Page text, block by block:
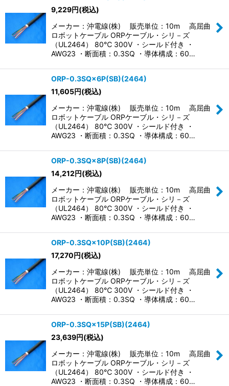
9,229円(税込)
メーカー：沖電線(株) 販売単位：10m 高屈曲
ロボットケーブル ORPケーブル・シリ－ズ
（UL2464） 80℃ 300V ・シールド付き ・
AWG23 ・断面積：0.3SQ ・導体構成：60…
ORP-0.3SQ×6P(SB)(2464)
11,605円(税込)
メーカー：沖電線(株) 販売単位：10m 高屈曲
ロボットケーブル ORPケーブル・シリ－ズ
（UL2464） 80℃ 300V ・シールド付き ・
AWG23 ・断面積：0.3SQ ・導体構成：60…
ORP-0.3SQ×8P(SB)(2464)
14,212円(税込)
メーカー：沖電線(株) 販売単位：10m 高屈曲
ロボットケーブル ORPケーブル・シリ－ズ
（UL2464） 80℃ 300V ・シールド付き ・
AWG23 ・断面積：0.3SQ ・導体構成：60…
ORP-0.3SQ×10P(SB)(2464)
17,270円(税込)
メーカー：沖電線(株) 販売単位：10m 高屈曲
ロボットケーブル ORPケーブル・シリ－ズ
（UL2464） 80℃ 300V ・シールド付き ・
AWG23 ・断面積：0.3SQ ・導体構成：60…
ORP-0.3SQ×15P(SB)(2464)
23,639円(税込)
メーカー：沖電線(株) 販売単位：10m 高屈曲
ロボットケーブル ORPケーブル・シリ－ズ
（UL2464） 80℃ 300V ・シールド付き ・
AWG23 ・断面積：0.3SQ ・導体構成：60…